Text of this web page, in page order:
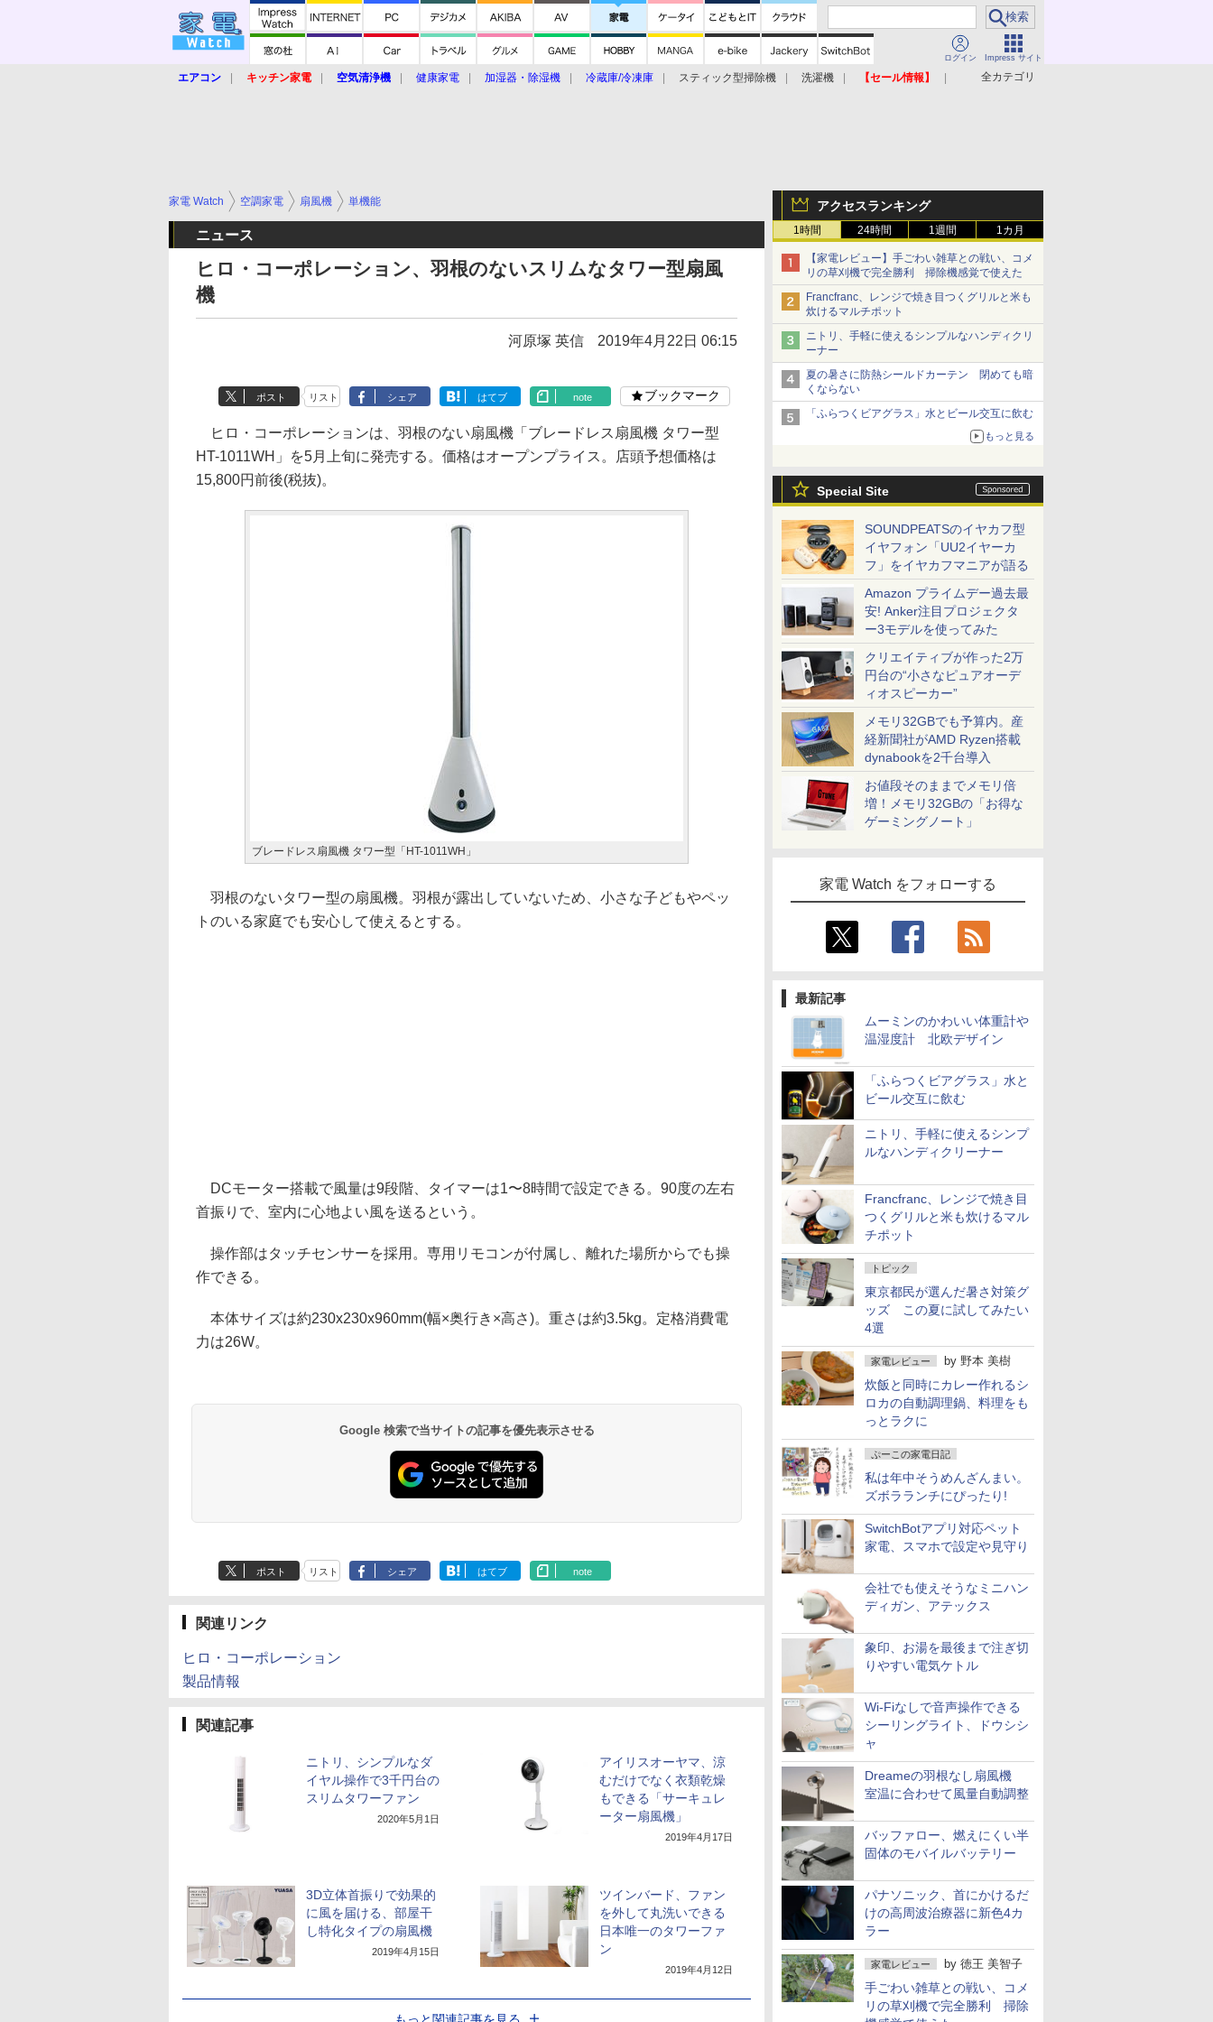
ログイン Impress サイト
全カテゴリ
エアコン キッチン家電 空気清浄機 健康家電 加湿器・除湿機 冷蔵庫/冷凍庫 スティック型掃除機 洗濯機
【セール情報】
アクセスランキング
1時間 24時間 1週間 1カ月
【家電レビュー】手ごわい雑草との戦い、コメ
リの草刈機で完全勝利 掃除機感覚で使えた
Francfranc、レンジで焼き目つくグリルと米も
炊けるマルチポット
ニトリ、手軽に使えるシンプルなハンディクリ
ーナー
夏の暑さに防熱シールドカーテン 閉めても暗
くならない
「ふらつくビアグラス」水とビール交互に飲む
もっと見る
Special Site
SOUNDPEATSのイヤカフ型
イヤフォン「UU2イヤーカ
フ」をイヤカフマニアが語る
Amazon プライムデー過去最
安! Anker注目プロジェクタ
ー3モデルを使ってみた
クリエイティブが作った2万
円台の“小さなピュアオーデ
ィオスピーカー”
メモリ32GBでも予算内。産
経新聞社がAMD Ryzen搭載
dynabookを2千台導入
お値段そのままでメモリ倍
増！メモリ32GBの「お得な
ゲーミングノート」
家電 Watch をフォローする
最新記事
ムーミンのかわいい体重計や
温湿度計 北欧デザイン
「ふらつくビアグラス」水と
ビール交互に飲む
ニトリ、手軽に使えるシンプ
ルなハンディクリーナー
Francfranc、レンジで焼き目
つくグリルと米も炊けるマル
チポット
トピック
東京都民が選んだ暑さ対策グ
ッズ この夏に試してみたい
4選
家電レビュー by 野本 美樹
炊飯と同時にカレー作れるシ
ロカの自動調理鍋、料理をも
っとラクに
ぷーこの家電日記
私は年中そうめんざんまい。
ズボラランチにぴったり!
SwitchBotアプリ対応ペット
家電、スマホで設定や見守り
会社でも使えそうなミニハン
ディガン、アテックス
象印、お湯を最後まで注ぎ切
りやすい電気ケトル
Wi-Fiなしで音声操作できる
シーリングライト、ドウシシ
ャ
Dreameの羽根なし扇風機
室温に合わせて風量自動調整
バッファロー、燃えにくい半
固体のモバイルバッテリー
パナソニック、首にかけるだ
けの高周波治療器に新色4カ
ラー
家電レビュー by 徳王 美智子
手ごわい雑草との戦い、コメ
リの草刈機で完全勝利 掃除
家電 Watch 空調家電 扇風機 単機能
ニュース
ヒロ・コーポレーション、羽根のないスリムなタワー型扇風
機
河原塚 英信 2019年4月22日 06:15
ポスト リスト シェア はてブ note ブックマーク
ヒロ・コーポレーションは、羽根のない扇風機「ブレードレス扇風機 タワー型
HT-1011WH」を5月上旬に発売する。価格はオープンプライス。店頭予想価格は
15,800円前後(税抜)。
ブレードレス扇風機 タワー型「HT-1011WH」
羽根のないタワー型の扇風機。羽根が露出していないため、小さな子どもやペッ
トのいる家庭でも安心して使えるとする。
DCモーター搭載で風量は9段階、タイマーは1〜8時間で設定できる。90度の左右
首振りで、室内に心地よい風を送るという。
操作部はタッチセンサーを採用。専用リモコンが付属し、離れた場所からでも操
作できる。
本体サイズは約230x230x960mm(幅×奥行き×高さ)。重さは約3.5kg。定格消費電
力は26W。
Google 検索で当サイトの記事を優先表示させる
ポスト リスト シェア はてブ note
関連リンク
ヒロ・コーポレーション
製品情報
関連記事
ニトリ、シンプルなダ
イヤル操作で3千円台の
スリムタワーファン
2020年5月1日
アイリスオーヤマ、涼
むだけでなく衣類乾燥
もできる「サーキュレ
ーター扇風機」
2019年4月17日
3D立体首振りで効果的
に風を届ける、部屋干
し特化タイプの扇風機
2019年4月15日
ツインバード、ファン
を外して丸洗いできる
日本唯一のタワーファ
ン
2019年4月12日